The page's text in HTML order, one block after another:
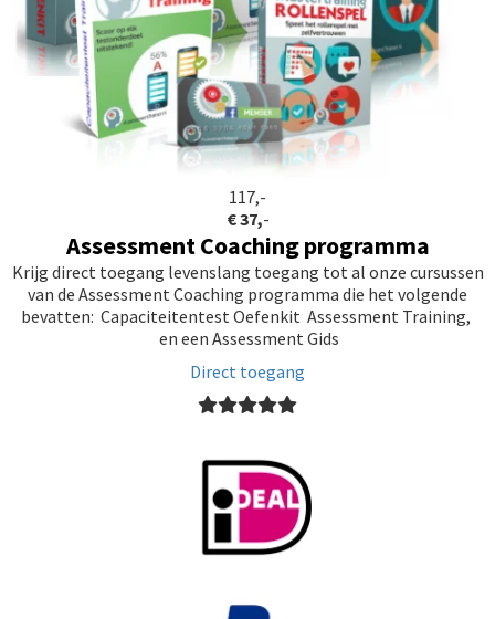
117,-
€ 37,-
Assessment Coaching programma
Krijg direct toegang levenslang toegang tot al onze cursussen
van de Assessment Coaching programma die het volgende
bevatten: Capaciteitentest Oefenkit Assessment Training,
en een Assessment Gids
Direct toegang